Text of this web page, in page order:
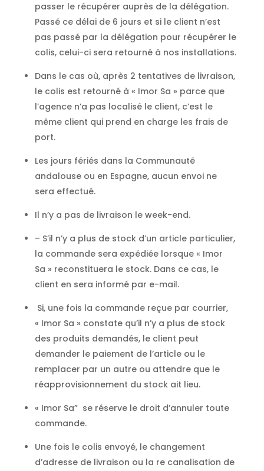
passer le récupérer auprès de la délégation.
Passé ce délai de 6 jours et si le client n’est
pas passé par la délégation pour récupérer le
colis, celui-ci sera retourné à nos installations.
Dans le cas où, après 2 tentatives de livraison,
le colis est retourné à « Imor Sa » parce que
l’agence n’a pas localisé le client, c’est le
même client qui prend en charge les frais de
port.
Les jours fériés dans la Communauté
andalouse ou en Espagne, aucun envoi ne
sera effectué.
Il n’y a pas de livraison le week-end.
– S’il n’y a plus de stock d’un article particulier,
la commande sera expédiée lorsque « Imor
Sa » reconstituera le stock. Dans ce cas, le
client en sera informé par e-mail.
Si, une fois la commande reçue par courrier,
« Imor Sa » constate qu’il n’y a plus de stock
des produits demandés, le client peut
demander le paiement de l’article ou le
remplacer par un autre ou attendre que le
réapprovisionnement du stock ait lieu.
« Imor Sa” se réserve le droit d’annuler toute
commande.
Une fois le colis envoyé, le changement
d’adresse de livraison ou la re canalisation de